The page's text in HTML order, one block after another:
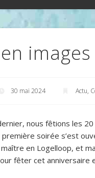
30 mai 2024 Actu,
nous fêtions les
première soirée s’est
en Logelloop, et
fêter cet anniversaire